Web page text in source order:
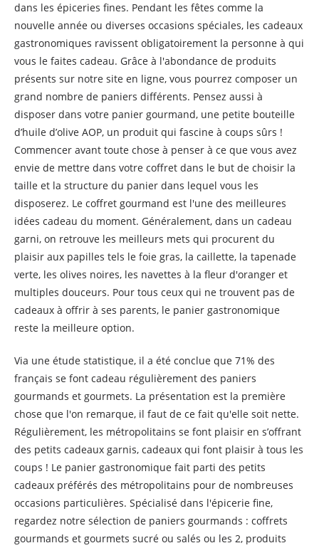
dans les épiceries fines. Pendant les fêtes comme la
nouvelle année ou diverses occasions spéciales, les cadeaux
gastronomiques ravissent obligatoirement la personne à qui
vous le faites cadeau. Grâce à l'abondance de produits
présents sur notre site en ligne, vous pourrez composer un
grand nombre de paniers différents. Pensez aussi à
disposer dans votre panier gourmand, une petite bouteille
d’huile d’olive AOP, un produit qui fascine à coups sûrs !
Commencer avant toute chose à penser à ce que vous avez
envie de mettre dans votre coffret dans le but de choisir la
taille et la structure du panier dans lequel vous les
disposerez. Le coffret gourmand est l'une des meilleures
idées cadeau du moment. Généralement, dans un cadeau
garni, on retrouve les meilleurs mets qui procurent du
plaisir aux papilles tels le foie gras, la caillette, la tapenade
verte, les olives noires, les navettes à la fleur d'oranger et
multiples douceurs. Pour tous ceux qui ne trouvent pas de
cadeaux à offrir à ses parents, le panier gastronomique
reste la meilleure option.
Via une étude statistique, il a été conclue que 71% des
français se font cadeau régulièrement des paniers
gourmands et gourmets. La présentation est la première
chose que l'on remarque, il faut de ce fait qu'elle soit nette.
Régulièrement, les métropolitains se font plaisir en s’offrant
des petits cadeaux garnis, cadeaux qui font plaisir à tous les
coups ! Le panier gastronomique fait parti des petits
cadeaux préférés des métropolitains pour de nombreuses
occasions particulières. Spécialisé dans l'épicerie fine,
regardez notre sélection de paniers gourmands : coffrets
gourmands et gourmets sucré ou salés ou les 2, produits